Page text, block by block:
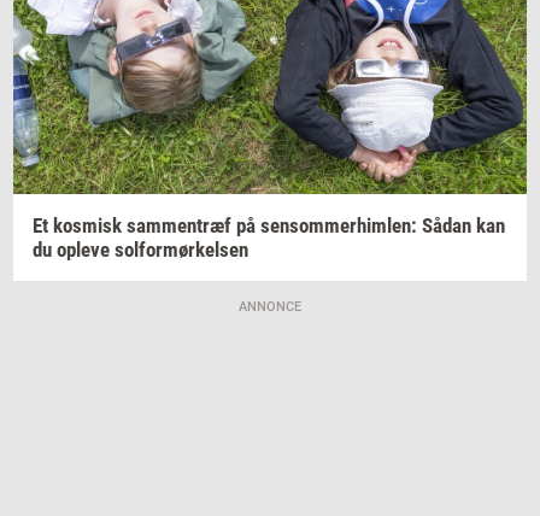
Et kos­misk sam­men­træf på sen­som­mer­him­len: Sådan kan
du op­le­ve sol­for­mør­kel­sen
ANNONCE